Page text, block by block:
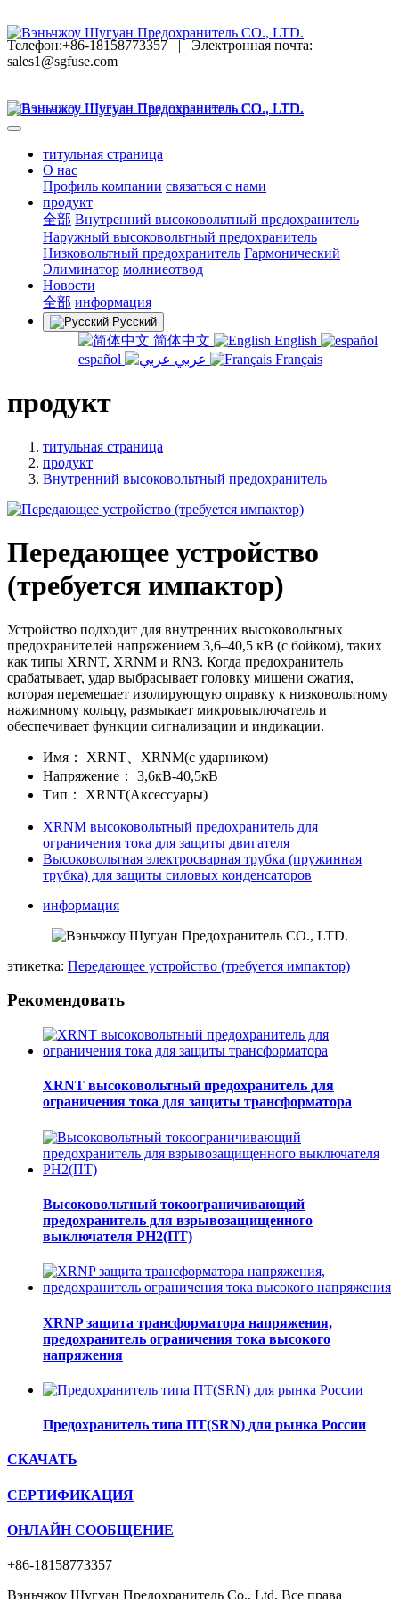
Телефон:+86-18158773357| Электронная почта:
sales1@sgfuse.com
титульная страница
O нас
Профиль компании связаться с нами
продукт
全部 Внутренний высоковольтный предохранитель
Наружный высоковольтный предохранитель
Низковольтный предохранитель Гармонический
Элиминатор молниеотвод
Новости
全部 информация
Русский
简体中文
English
español
Français
продукт
титульная страница
продукт
Внутренний высоковольтный предохранитель
Передающее устройство
(требуется импактор)
Устройство подходит для внутренних высоковольтных
предохранителей напряжением 3,6–40,5 кВ (с бойком), таких
как типы XRNT, XRNM и RN3. Когда предохранитель
срабатывает, удар выбрасывает головку мишени сжатия,
которая перемещает изолирующую оправку к низковольтному
нажимному кольцу, размыкает микровыключатель и
обеспечивает функции сигнализации и индикации.
Имя：
XRNT、XRNM(с ударником)
Напряжение：
3,6кВ-40,5кВ
Тип：
XRNT(Аксессуары)
XRNM высоковольтный предохранитель для
ограничения тока для защиты двигателя
Высоковольтная электросварная трубка (пружинная
трубка) для защиты силовых конденсаторов
информация
этикетка: Передающее устройство (требуется импактор)
Рекомендовать
XRNT высоковольтный предохранитель для
ограничения тока для защиты трансформатора
Высоковольтный токоограничивающий
предохранитель для взрывозащищенного
выключателя РН2(ПТ)
XRNP защита трансформатора напряжения,
предохранитель ограничения тока высокого
напряжения
Предохранитель типа ПТ(SRN) для рынка России
СКАЧАТЬ
СЕРТИФИКАЦИЯ
ОНЛАЙН СООБЩЕНИЕ
+86-18158773357
Вэньчжоу Шугуан Предохранитель Co., Ltd. Все права